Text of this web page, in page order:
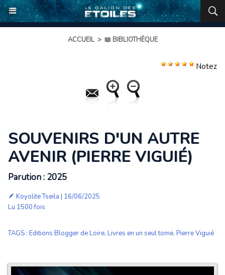
ACCUEIL > 📖 BIBLIOTHÈQUE
Notez
SOUVENIRS D'UN AUTRE
AVENIR (PIERRE VIGUIÉ)
Parution : 2025
🪶 Koyolite Tseila | 16/06/2025
Lu 1500 fois
TAGS : Editions Blogger de Loire, Livres en un seul tome, Pierre Viguié